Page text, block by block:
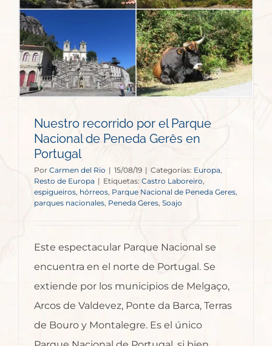
Nuestro recorrido por el Parque
Nacional de Peneda Gerês en
Portugal
Por Carmen del Rio | 15/08/19 | Categorías: Europa,
Resto de Europa | Etiquetas: Castro Laboreiro,
espigueiros, hórreos, Parque Nacional de Peneda Geres
parques nacionales Peneda Geres, Soajo
Este espectacular Parque Nacional se
encuentra en el norte de Portugal. Se
extiende por los municipios de Melgaço,
Arcos de Valdevez, Ponte da Barca, Terras
de Bouro y Montalegre. Es el único